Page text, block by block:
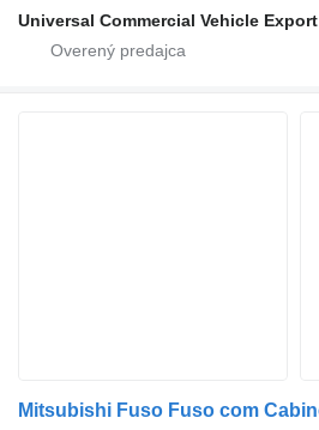
Universal Commercial Vehicle Export